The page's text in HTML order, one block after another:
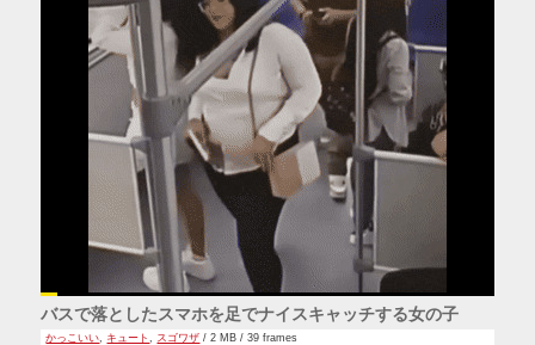
バスで落としたスマホを足でナイスキャッチする女の子
かっこいい, キュート, スゴワザ / 2 MB / 39 frames